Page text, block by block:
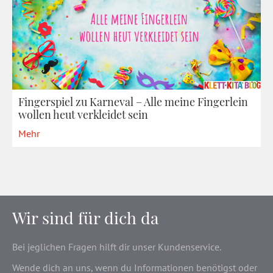
Fingerspiel zu Karneval – Alle meine Fingerlein
wollen heut verkleidet sein
Mehr
Wir sind für dich da
Bei jeglichen Fragen hilft dir unser Kundenservice.
Wende dich an uns, wenn du Informationen benötigst oder